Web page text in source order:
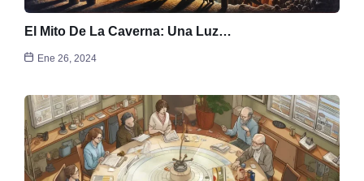
El Mito De La Caverna: Una Luz…
Ene 26, 2024